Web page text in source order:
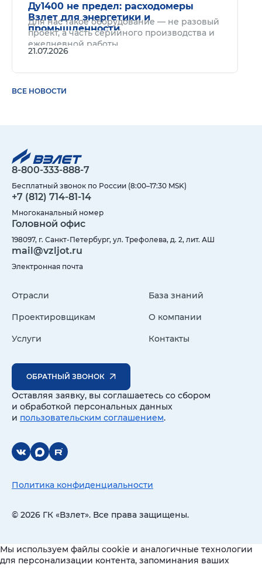
Ду1400 не предел: расходомеры
Взлет для энергетики и
промышленности
Для нас такое оборудование — не разовый
проект, а часть серийного производства и
ежедневной работы.
21.07.2026
ВСЕ НОВОСТИ
8-800-333-888-7
Бесплатный звонок по России (8:00–17:30 MSK)
+7 (812) 714-81-14
Многоканальный номер
Головной офис
198097, г. Санкт-Петербург, ул. Трефолева, д. 2, лит. АШ
mail@vzljot.ru
Электронная почта
Отрасли
Проектировщикам
Услуги
База знаний
О компании
Контакты
ОБРАТНЫЙ ЗВОНОК
Оставляя заявку, вы соглашаетесь со сбором
и обработкой персональных данных
и пользовательским соглашением.
© 2026 ГК «Взлет». Все права защищены.
Политика конфиденциальности
Мы используем файлы cookie и аналогичные технологии
для персонализации контента, запоминания ваших